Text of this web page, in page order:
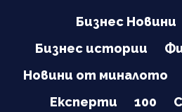
Бизнес Новини
Бизнес истории
Новини от миналото
Експерти
100